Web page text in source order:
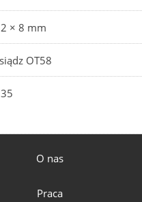
× 8 mm
OT58
O nas
Praca